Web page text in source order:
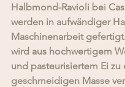
Halbmond-Ravioli bei
werden in aufwändiger
Maschinenarbeit
wird aus hochwertigem
und pasteurisiertem Ei zu
geschmeidigen Masse